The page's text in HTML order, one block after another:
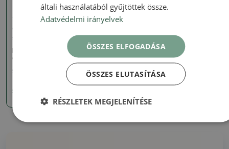
Tálak nagy Kína - csak
Bonsai tál 59 x 45,5 x 12
cm - japán minőségben
57109 Ft
általi használatából gyűjtöttek össze.
Adatvédelmi irányelvek
ÖSSZES ELFOGADÁSA
ÖSSZES ELUTASÍTÁSA
RÉSZLETEK MEGJELENÍTÉSE